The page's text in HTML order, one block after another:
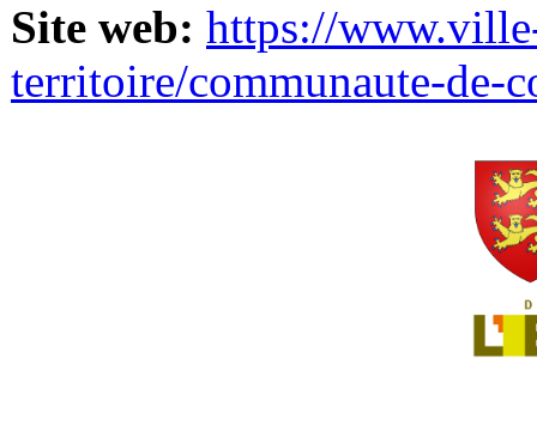
Site web: https://
territoire/communaute-de-